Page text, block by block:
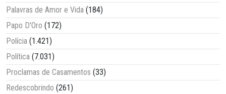
Palavras de Amor e Vida (184)
Papo D'Oro (172)
Polícia (1.421)
Política (7.031)
Proclamas de Casamentos (33)
Redescobrindo (261)